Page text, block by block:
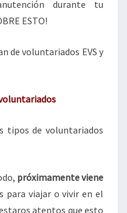
durante tu
ESTO!
de voluntariados EVS y
tipos de voluntariados
próximamente viene
para viajar o vivir en el
atentos que esto